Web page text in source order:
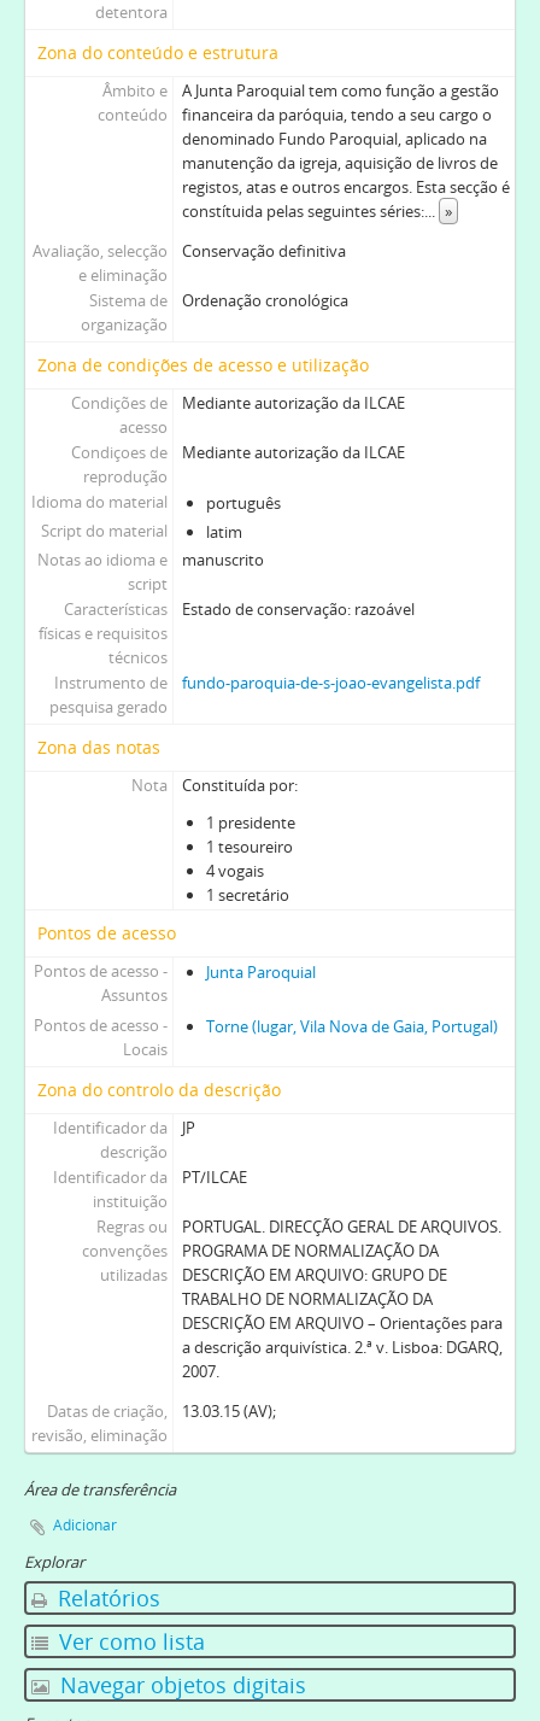
detentora
Zona do conteúdo e estrutura
Âmbito e
conteúdo
A Junta Paroquial tem como função a gestão
financeira da paróquia, tendo a seu cargo o
denominado Fundo Paroquial, aplicado na
manutenção da igreja, aquisição de livros de
registos, atas e outros encargos. Esta secção é
constítuida pelas seguintes séries:...
»
Avaliação, selecção
e eliminação
Conservação definitiva
Sistema de
organização
Ordenação cronológica
Zona de condições de acesso e utilização
Condições de
acesso
Mediante autorização da ILCAE
Condiçoes de
reprodução
Mediante autorização da ILCAE
Idioma do material
português
Script do material
latim
Notas ao idioma e
script
manuscrito
Características
físicas e requisitos
técnicos
Estado de conservação: razoável
Instrumento de
pesquisa gerado
fundo-paroquia-de-s-joao-evangelista.pdf
Zona das notas
Nota
Constituída por:
1 presidente
1 tesoureiro
4 vogais
1 secretário
Pontos de acesso
Pontos de acesso -
Assuntos
Junta Paroquial
Pontos de acesso -
Locais
Torne (lugar, Vila Nova de Gaia, Portugal)
Zona do controlo da descrição
Identificador da
descrição
JP
Identificador da
instituição
PT/ILCAE
Regras ou
convenções
utilizadas
PORTUGAL. DIRECÇÃO GERAL DE ARQUIVOS.
PROGRAMA DE NORMALIZAÇÃO DA
DESCRIÇÃO EM ARQUIVO: GRUPO DE
TRABALHO DE NORMALIZAÇÃO DA
DESCRIÇÃO EM ARQUIVO – Orientações para
a descrição arquivística. 2.ª v. Lisboa: DGARQ,
2007.
Datas de criação,
revisão, eliminação
13.03.15 (AV);
Área de transferência
Adicionar
Explorar
Relatórios
Ver como lista
Navegar objetos digitais